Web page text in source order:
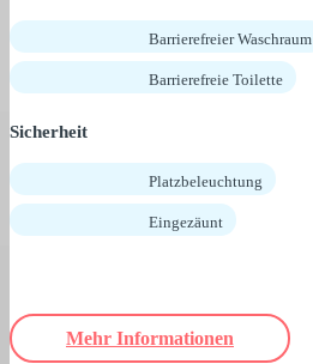
Barrierefreier Waschraum
Barrierefreie Toilette
Sicherheit
Platzbeleuchtung
Eingezäunt
Mehr Informationen